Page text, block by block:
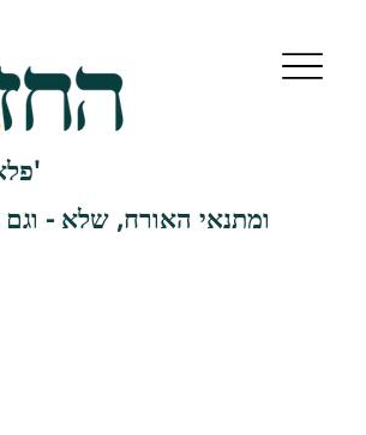
פלא יועץ - אות א'
ומתנאי האורח, שלא -